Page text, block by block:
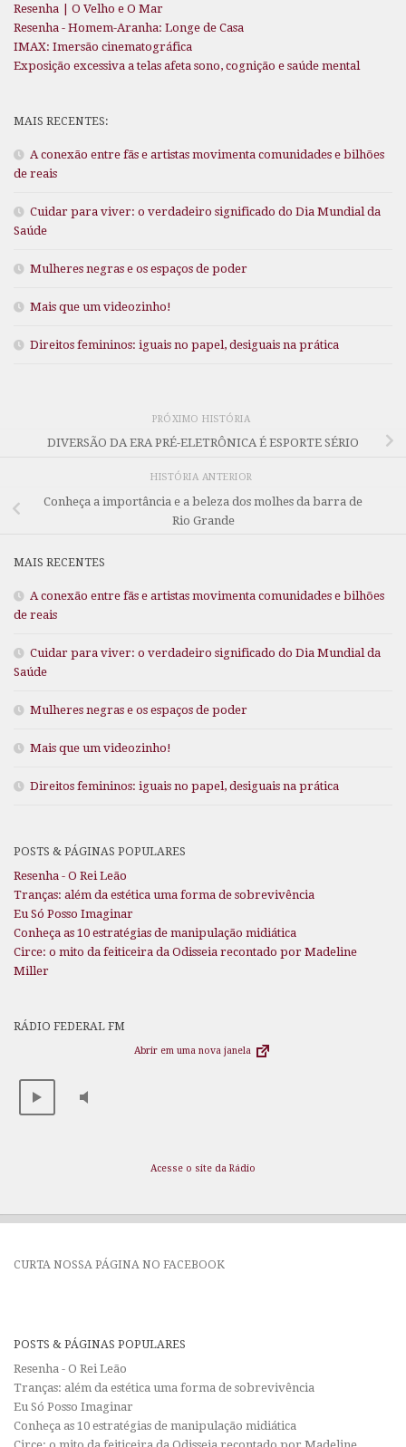
Resenha | O Velho e O Mar
Resenha - Homem-Aranha: Longe de Casa
IMAX: Imersão cinematográfica
Exposição excessiva a telas afeta sono, cognição e saúde mental
MAIS RECENTES:
A conexão entre fãs e artistas movimenta comunidades e bilhões
de reais
Cuidar para viver: o verdadeiro significado do Dia Mundial da
Saúde
Mulheres negras e os espaços de poder
Mais que um videozinho!
Direitos femininos: iguais no papel, desiguais na prática
PRÓXIMO HISTÓRIA
DIVERSÃO DA ERA PRÉ-ELETRÔNICA É ESPORTE SÉRIO
HISTÓRIA ANTERIOR
Conheça a importância e a beleza dos molhes da barra de
Rio Grande
MAIS RECENTES
A conexão entre fãs e artistas movimenta comunidades e bilhões
de reais
Cuidar para viver: o verdadeiro significado do Dia Mundial da
Saúde
Mulheres negras e os espaços de poder
Mais que um videozinho!
Direitos femininos: iguais no papel, desiguais na prática
POSTS & PÁGINAS POPULARES
Resenha - O Rei Leão
Tranças: além da estética uma forma de sobrevivência
Eu Só Posso Imaginar
Conheça as 10 estratégias de manipulação midiática
Circe: o mito da feiticeira da Odisseia recontado por Madeline
Miller
RÁDIO FEDERAL FM
Abrir em uma nova janela
Acesse o site da Rádio
CURTA NOSSA PÁGINA NO FACEBOOK
POSTS & PÁGINAS POPULARES
Resenha - O Rei Leão
Tranças: além da estética uma forma de sobrevivência
Eu Só Posso Imaginar
Conheça as 10 estratégias de manipulação midiática